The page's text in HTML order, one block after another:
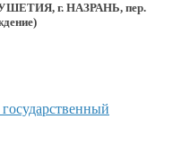
г. НАЗРАНЬ, пер.